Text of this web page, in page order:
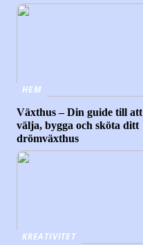
HEM
Växthus – Din guide till att
välja, bygga och sköta ditt
drömväxthus
KREATIVITET